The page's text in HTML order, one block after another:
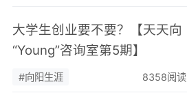
大学生创业要不要？【天天向
“Young”咨询室第5期】
#向阳生涯 8358阅读